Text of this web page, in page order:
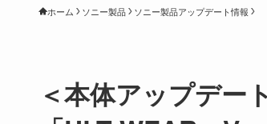
ホーム ソニー製品 ソニー製品アップデート情報
＜本体アップデー